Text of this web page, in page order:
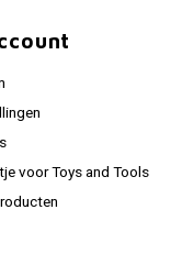
voor Toys and Tools